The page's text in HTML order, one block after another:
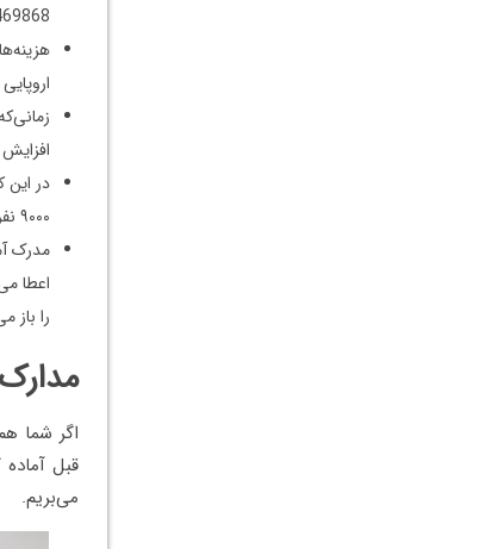
در این
۹۰۰۰ نفر می‌رسد.
اعطا
را
قبل
می‌بریم.